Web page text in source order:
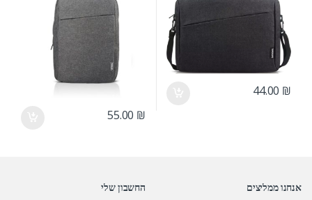
44.00 ₪
55.00 ₪
אנחנו ממליצים החשבון שלי